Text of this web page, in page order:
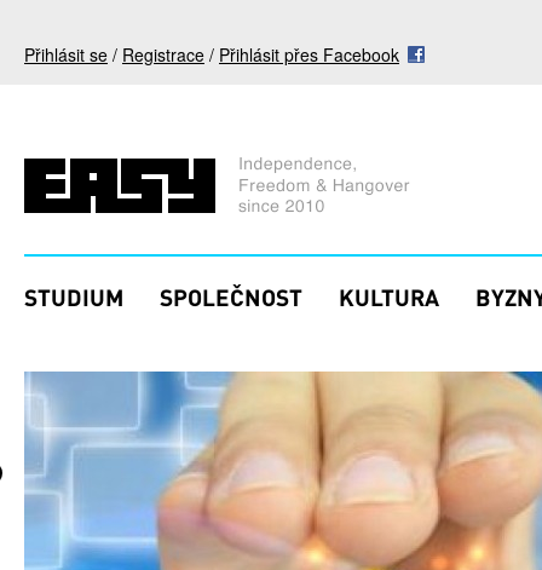
Přihlásit se / Registrace / Přihlásit přes Facebook
STUDIUM SPOLEČNOST KULTURA